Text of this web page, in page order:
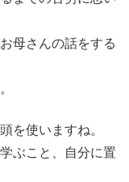
母さんの話をする
を使いますね。
ぶこと、自分に置